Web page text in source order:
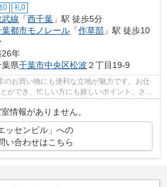
0 礼0
武線 「西千葉 」駅 徒歩5分
葉都市モノレール 「作草部 」駅 徒歩10
26年
葉県千葉市中央区松波 ２丁目19-9
のお買い物にも便利な立地が魅力です。お仕
ができ、忙しい方にも嬉しいポイント。さら
情報がありません。
ッセンビル」への
い合わせはこちら